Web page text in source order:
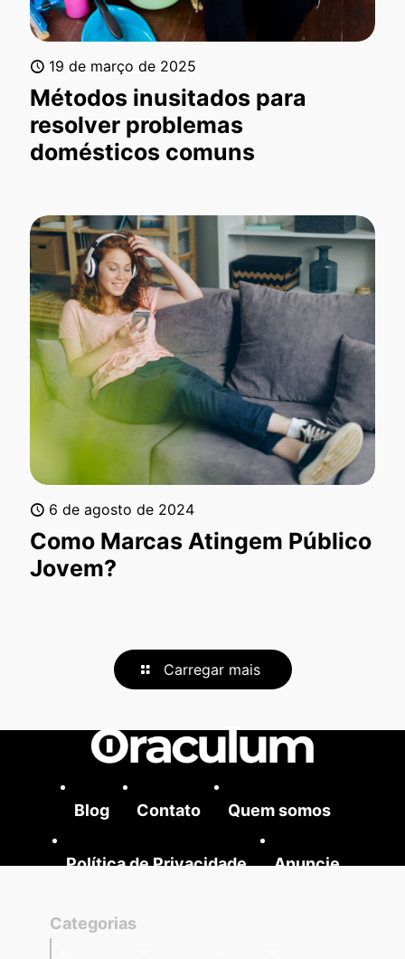
19 de março de 2025
Métodos inusitados para
resolver problemas
domésticos comuns
6 de agosto de 2024
Como Marcas Atingem Público
Jovem?
Carregar mais
Blog Contato Quem somos
Política de Privacidade Anuncie
Categorias